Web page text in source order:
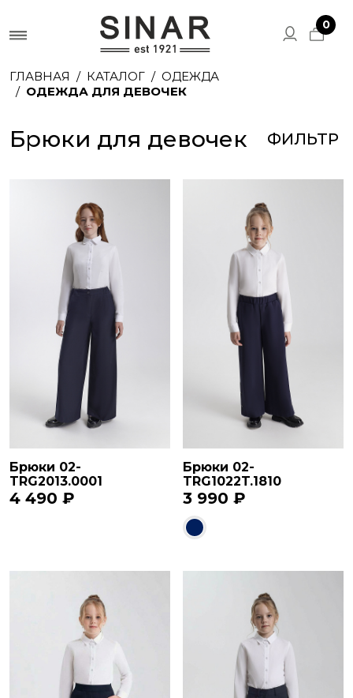
0
ГЛАВНАЯ КАТАЛОГ
ОДЕЖДА
ОДЕЖДА ДЛЯ ДЕВОЧЕК
Брюки для девочек ФИЛЬТР
Брюки 02-
TRG2013.0001
4 490 ₽
Брюки 02-
TRG1022T.1810
3 990 ₽